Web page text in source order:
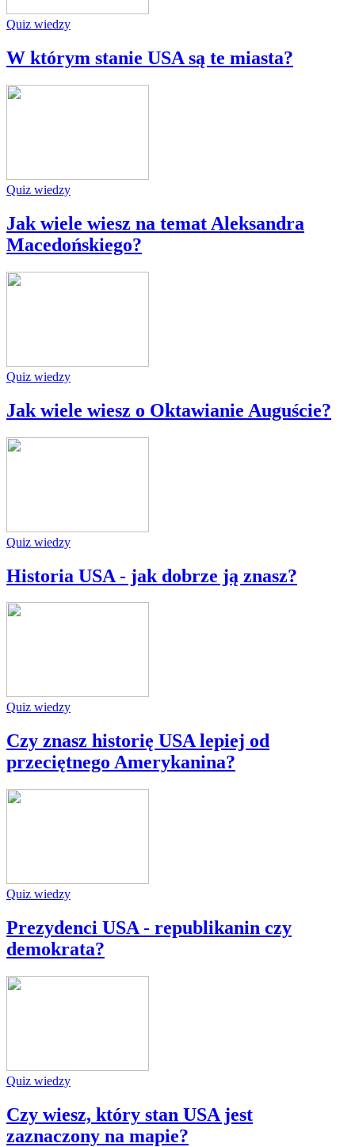
Quiz wiedzy
W którym stanie USA są te miasta?
Quiz wiedzy
Jak wiele wiesz na temat Aleksandra
Macedońskiego?
Quiz wiedzy
Jak wiele wiesz o Oktawianie Auguście?
Quiz wiedzy
Historia USA - jak dobrze ją znasz?
Quiz wiedzy
Czy znasz historię USA lepiej od
przeciętnego Amerykanina?
Quiz wiedzy
Prezydenci USA - republikanin czy
demokrata?
Quiz wiedzy
Czy wiesz, który stan USA jest
zaznaczony na mapie?